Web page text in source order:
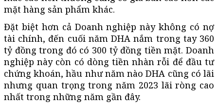
mặt hàng sản phẩm khác.
Đặt biệt hơn cả Doanh nghiệp này không có nợ
tài chính, đến cuối năm DHA nắm trong tay 360
tỷ đồng trong đó có 300 tỷ đồng tiền mặt. Doanh
nghiệp này còn có dòng tiền nhàn rỗi để đầu tư
chứng khoán, hầu như năm nào DHA cũng có lãi
nhưng quan trọng trong năm 2023 lãi ròng cao
nhất trong những năm gần đây.